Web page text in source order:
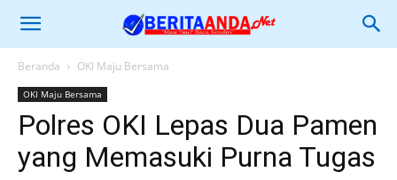
Beranda OKI Maju Bersama
OKI Maju Bersama
Polres OKI Lepas Dua Pamen
yang Memasuki Purna Tugas